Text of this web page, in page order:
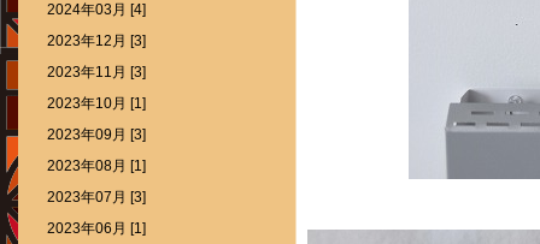
2024年03月 [4]
2023年12月 [3]
2023年11月 [3]
2023年10月 [1]
2023年09月 [3]
2023年08月 [1]
2023年07月 [3]
2023年06月 [1]